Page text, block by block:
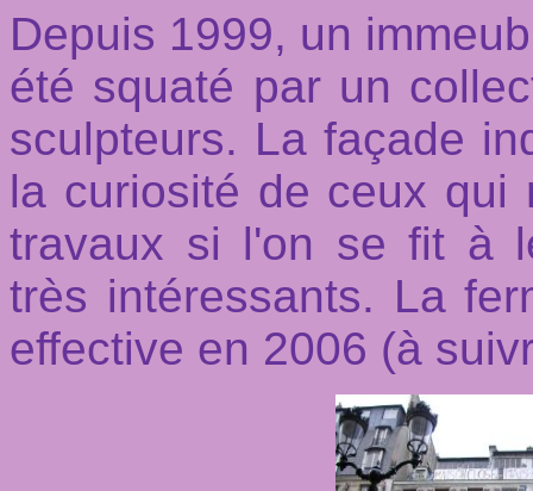
Depuis 1999, un
été squaté par un
sculpteurs. La façade
la curiosité de ceux qui
travaux si l'on se fit à
très intéressants. La
effective en 2006 (à